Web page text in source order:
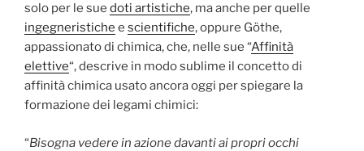
solo per le sue doti artistiche, ma anche per quelle
ingegneristiche e scientifiche, oppure Göthe,
appassionato di chimica, che, nelle sue “Affinità
elettive“, descrive in modo sublime il concetto di
affinità chimica usato ancora oggi per spiegare la
formazione dei legami chimici:
“Bisogna vedere in azione davanti ai propri occhi